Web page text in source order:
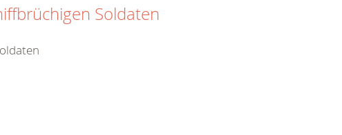
Soldaten